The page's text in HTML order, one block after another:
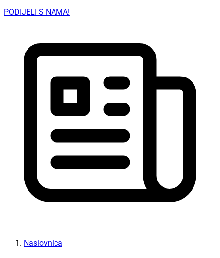
PODIJELI S NAMA!
Naslovnica